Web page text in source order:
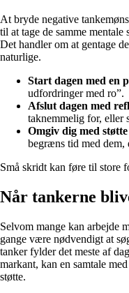
At bryde negative
til at tage de samme mentale
Det handler om at gentage
naturlige.
Start dagen med en
udfordringer med ro”.
Afslut dagen med
taknemmelig for, eller
Omgiv dig med støtte
begræns tid med dem,
Små skridt kan føre til store
Når tankerne
Selvom mange kan arbejde
gange være nødvendigt at
tanker fylder det meste af
markant, kan en samtale
støtte.